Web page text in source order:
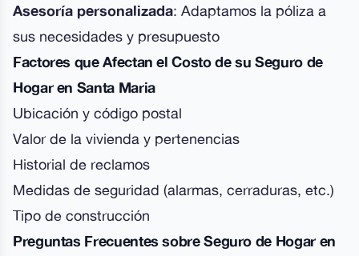
Asesoría personalizada: Adaptamos la póliza a
sus necesidades y presupuesto
Factores que Afectan el Costo de su Seguro de
Hogar en Santa Maria
Ubicación y código postal
Valor de la vivienda y pertenencias
Historial de reclamos
Medidas de seguridad (alarmas, cerraduras, etc.)
Tipo de construcción
Preguntas Frecuentes sobre Seguro de Hogar en